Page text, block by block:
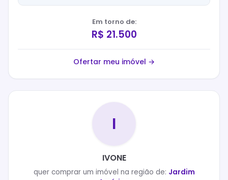
Em torno de:
R$ 21.500
Ofertar meu imóvel →
I
IVONE
quer comprarum imóvel na região de: Jardim